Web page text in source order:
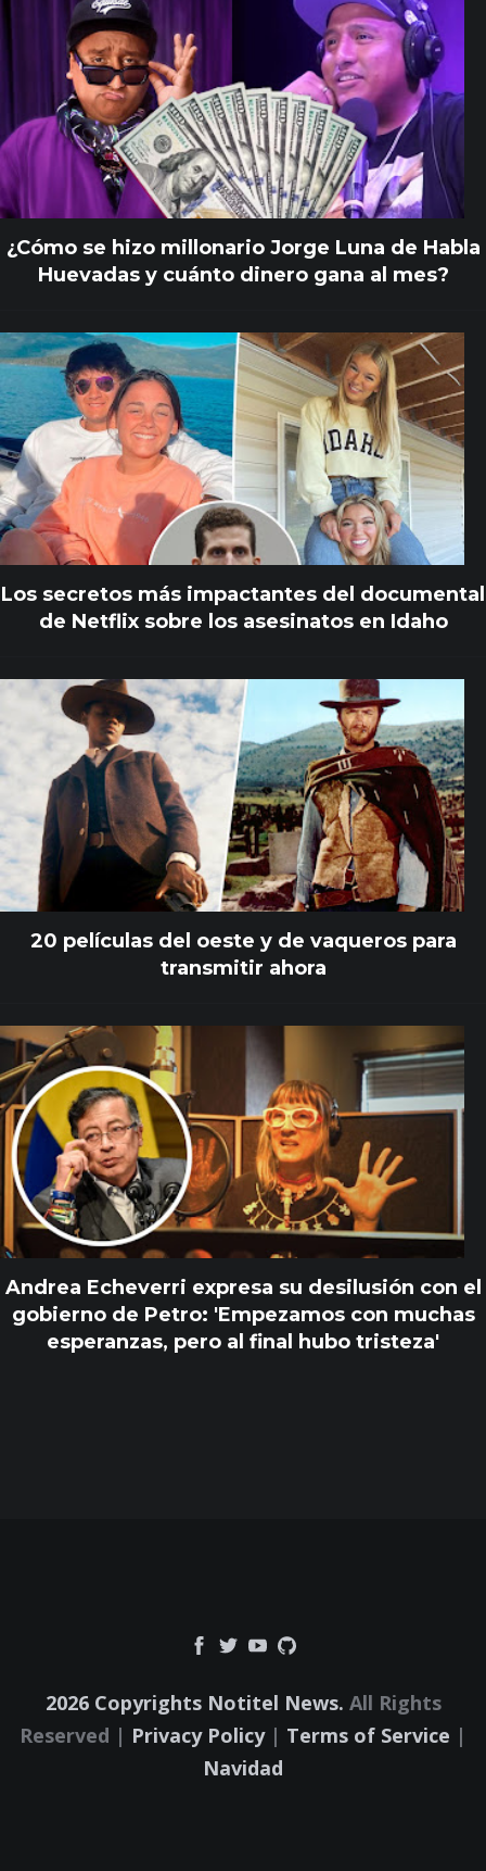
¿Cómo se hizo millonario Jorge Luna de Habla
Huevadas y cuánto dinero gana al mes?
Los secretos más impactantes del documental
de Netflix sobre los asesinatos en Idaho
20 películas del oeste y de vaqueros para
transmitir ahora
Andrea Echeverri expresa su desilusión con el
gobierno de Petro: 'Empezamos con muchas
esperanzas, pero al final hubo tristeza'
2026 Copyrights Notitel News. All Rights
Reserved | Privacy Policy| Terms of Service |
Navidad